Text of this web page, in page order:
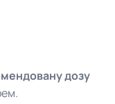
дозу